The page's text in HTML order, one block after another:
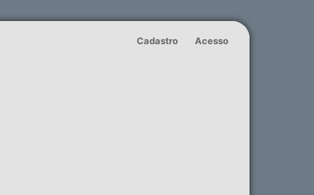
Cadastro Acesso